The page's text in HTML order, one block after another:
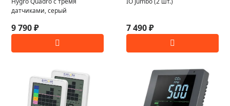
датчиками, серый
9 790 ₽ 7 490 ₽